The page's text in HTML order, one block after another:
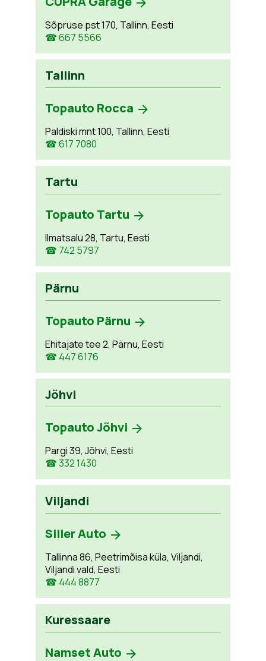
Sõpruse pst 170, Tallinn, Eesti
☎ 667 5566
Tallinn
Topauto Rocca
Paldiski mnt 100, Tallinn, Eesti
☎ 617 7080
Tartu
Topauto Tartu
Ilmatsalu 28, Tartu, Eesti
☎ 742 5797
Pärnu
Topauto Pärnu
Ehitajate tee 2, Pärnu, Eesti
☎ 447 6176
Jõhvi
Topauto Jõhvi
Pargi 39, Jõhvi, Eesti
☎ 332 1430
Viljandi
Siller Auto
Tallinna 86, Peetrimõisa küla, Viljandi,
Viljandi vald, Eesti
☎ 444 8877
Kuressaare
Namset Auto